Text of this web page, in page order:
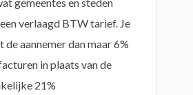
verlaagd BTW tarief. Je
de aannemer dan maar 6%
in plaats van de
21%